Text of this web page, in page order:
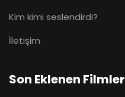
Kim kimi seslendirdi?
İletişim
Son Eklenen Filmler